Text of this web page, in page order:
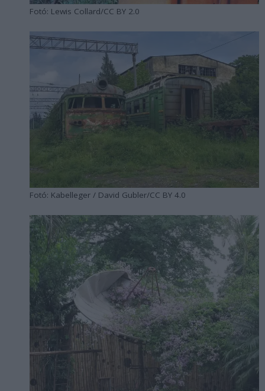
Fotó: Lewis Collard/CC BY 2.0
Fotó: Kabelleger / David Gubler/CC BY 4.0